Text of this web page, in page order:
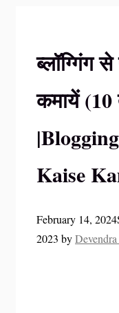
ब्लॉग्गिंग
कमायें (10
Kaise
February 14, 2024
2023 by